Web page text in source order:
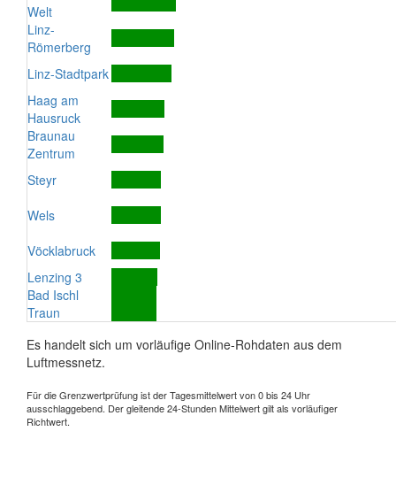
Welt
Linz-
Römerberg
Linz-Stadtpark
Haag am
Hausruck
Braunau
Zentrum
Steyr
Wels
Vöcklabruck
Lenzing 3
Bad Ischl
Traun
Es handelt sich um vorläufige Online-Rohdaten aus dem
Luftmessnetz.
Für die Grenzwertprüfung ist der Tagesmittelwert von 0 bis 24 Uhr
ausschlaggebend. Der gleitende 24-Stunden Mittelwert gilt als vorläufiger
Richtwert.